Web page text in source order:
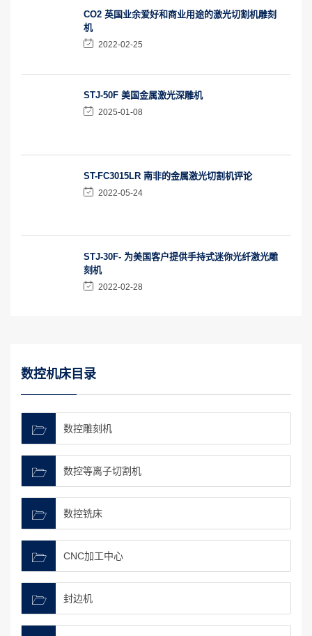
CO2 英国业余爱好和商业用途的激光切割机雕刻
机
2022-02-25
STJ-50F 美国金属激光深雕机
2025-01-08
ST-FC3015LR 南非的金属激光切割机评论
2022-05-24
STJ-30F- 为美国客户提供手持式迷你光纤激光雕
刻机
2022-02-28
数控机床目录
数控雕刻机
数控等离子切割机
数控铣床
CNC加工中心
封边机